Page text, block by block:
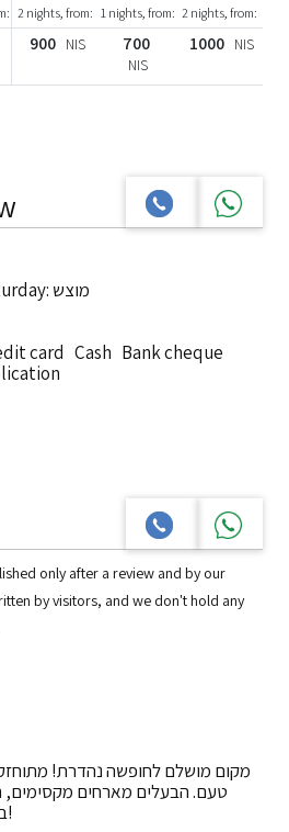
2 nights, from:
900 NIS
1 nights, from:
700
NIS
2 nights, from:
1000 NIS
Check-out time on Saturday: מוצש
card Cash Bank cheque
only after a review and by our
by visitors, and we don't hold any
מקום מושלם לחופשה נהדרת!
טעם. הבעלים מארחים מקסימים,
בשמחה. מומלץ בחום!